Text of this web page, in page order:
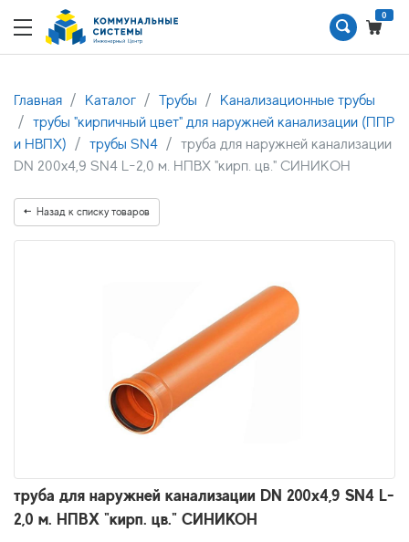
0
Главная Каталог Трубы
Канализационные трубы
трубы "кирпичный цвет" для наружней канализации (ППР
и НВПХ)
трубы SN4
труба для наружней канализации
DN 200х4,9 SN4 L-2,0 м. НПВХ "кирп. цв." СИНИКОН
Назад к списку товаров
труба для наружней канализации DN 200х4,9 SN4 L-
2,0 м. НПВХ "кирп. цв." СИНИКОН